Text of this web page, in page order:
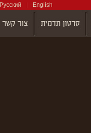
English
Русский